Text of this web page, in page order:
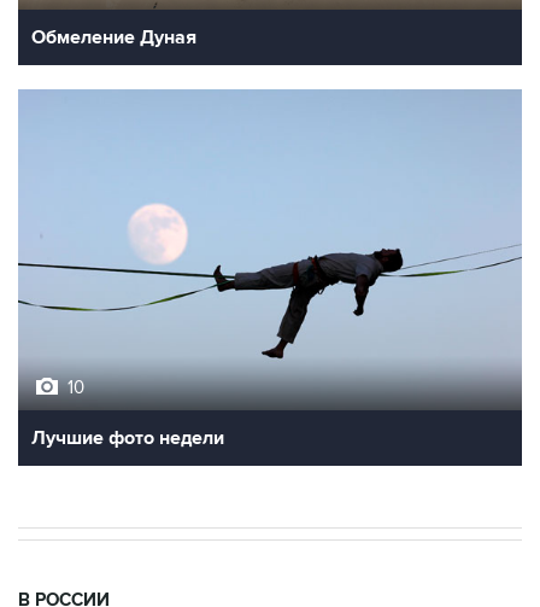
Обмеление Дуная
10
Лучшие фото недели
В РОССИИ